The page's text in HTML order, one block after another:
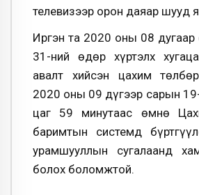
телевизээр орон даяар шууд
Иргэн та 2020 оны 08
31-ний өдөр хүртэлх
авалт хийсэн цахим
2020 оны 09 дүгээр сарын
цаг 59 минутаас өмнө
баримтын системд
урамшууллын сугалаанд
болох боломжтой.